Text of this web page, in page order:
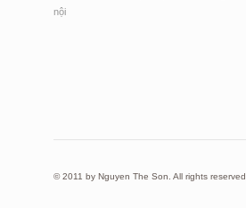
nội
© 2011 by Nguyen The Son. All rights reserved.